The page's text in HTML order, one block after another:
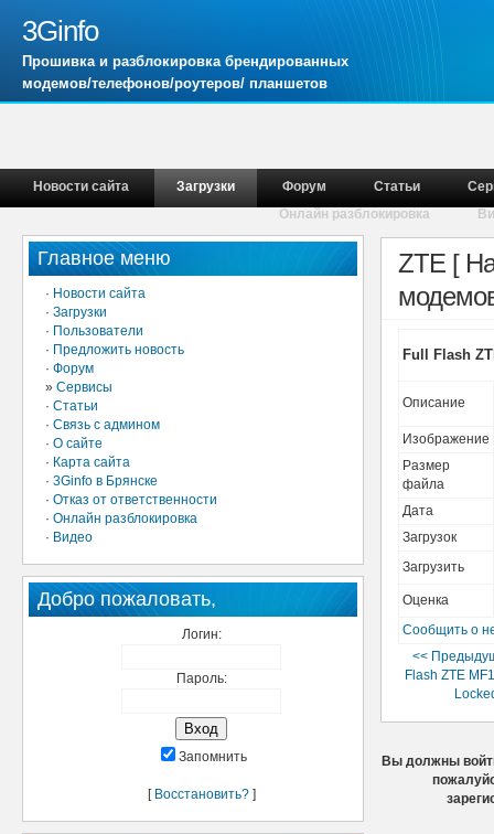
3Ginfo
Прошивка и разблокировка брендированных
модемов/телефонов/роутеров/ планшетов
Новости сайта Загрузки Форум Статьи
Онлайн разблокировка
Главное меню
· Новости сайта
· Загрузки
· Пользователи
· Предложить новость
· Форум
» Сервисы
· Статьи
· Связь с админом
· О сайте
· Карта сайта
· 3Ginfo в Брянске
· Отказ от ответственности
· Онлайн разблокировка
· Видео
Добро пожаловать,
Логин:
Пароль:
Запомнить
[ Восстановить?]
ZTE [
Full Flash
Описание
Изображение
Размер
файла
Дата
Загрузок
Загрузить
Оценка
Сообщить о
<<
Flash ZTE
Вы должны